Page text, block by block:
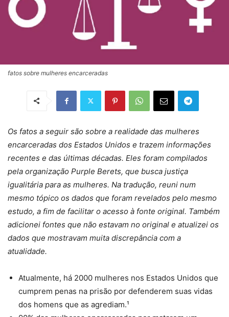
fatos sobre mulheres encarceradas
Os fatos a seguir são sobre a realidade das mulheres
encarceradas dos Estados Unidos e trazem informações
recentes e das últimas décadas. Eles foram compilados
pela organização Purple Berets, que busca justiça
igualitária para as mulheres. Na tradução, reuni num
mesmo tópico os dados que foram revelados pelo mesmo
estudo, a fim de facilitar o acesso à fonte original. Também
adicionei fontes que não estavam no original e atualizei os
dados que mostravam muita discrepância com a
atualidade.
Atualmente, há 2000 mulheres nos Estados Unidos que
cumprem penas na prisão por defenderem suas vidas
dos homens que as agrediam.¹